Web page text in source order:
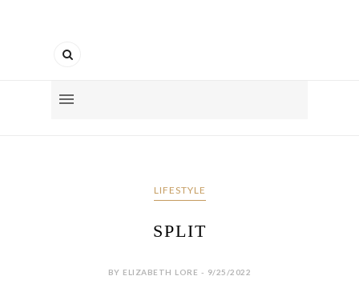
LIFESTYLE
SPLIT
BY ELIZABETH LORE - 9/25/2022